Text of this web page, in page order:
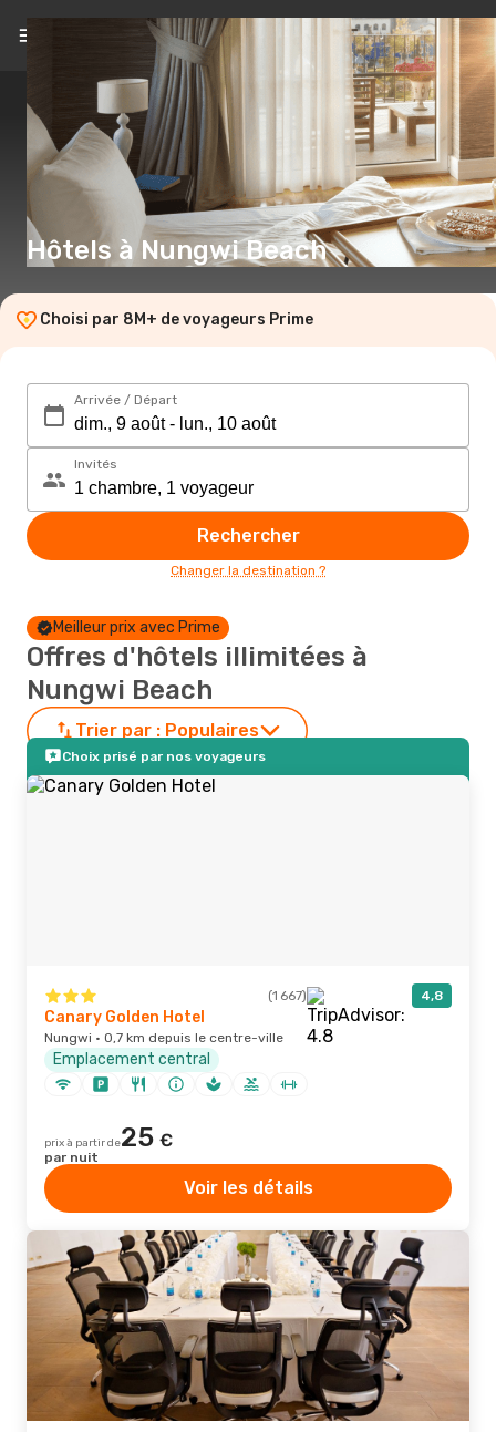
FR(€)
Hôtels à Nungwi Beach
Choisi par 8M+ de voyageurs Prime
Arrivée / Départ
Invités
Rechercher
Changer la destination ?
Meilleur prix avec Prime
Offres d'hôtels illimitées à
Nungwi Beach
Trier par : Populaires
Choix prisé par nos voyageurs
(1 667) 4,8
Canary Golden Hotel
Nungwi · 0,7 km depuis le centre-ville
Emplacement central
prix à partir de25 €
par nuit
Voir les détails